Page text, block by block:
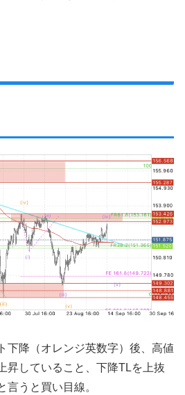
下降（オレンジ英数字）後、高値
昇していること、下降TLを上抜
言うと買い目線。